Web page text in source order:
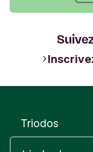
Triodos